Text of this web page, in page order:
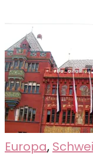
Europa,